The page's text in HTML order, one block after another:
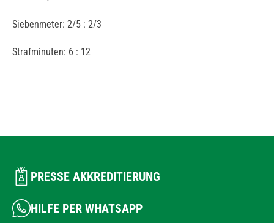
Siebenmeter: 2/5 : 2/3
Strafminuten: 6 : 12
PRESSE AKKREDITIERUNG
HILFE PER WHATSAPP